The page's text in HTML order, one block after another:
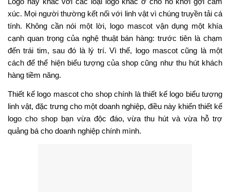
xúc. Mọi người thường kết nối với linh vật vì chúng truyền tải cá
tính. Không cần nói một lời, logo mascot vận dụng một khía
cạnh quan trọng của nghệ thuật bán hàng: trước tiên là chạm
đến trái tim, sau đó là lý trí. Vì thế, logo mascot cũng là một
cách để thể hiện biểu tượng của shop cũng như thu hút khách
hàng tiềm năng.
Thiết kế logo mascot cho shop chính là thiết kế logo biểu tượng
linh vật, đặc trưng cho một doanh nghiệp, điều này khiến thiết kế
logo cho shop bạn vừa độc đáo, vừa thu hút và vừa hỗ trợ
quảng bá cho doanh nghiệp chính mình.